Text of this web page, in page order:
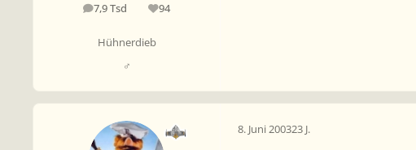
7,9 Tsd
Beiträge 94
Reputation
Hühnerdieb
♂
8. Juni 200323 J.